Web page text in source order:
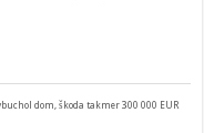
dom, škoda takmer 300 000 EUR